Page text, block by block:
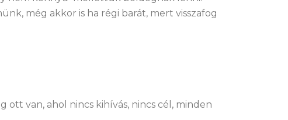
még akkor is ha régi barát, mert visszafog
ott van, ahol nincs kihívás, nincs cél, minden